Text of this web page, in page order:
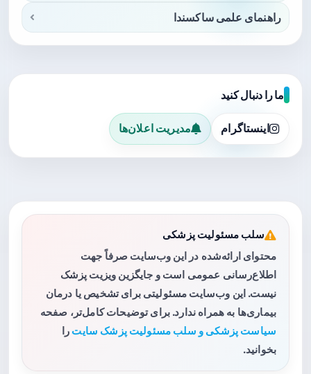
راهنمای علمی ساکسندا
ما را دنبال کنید
اینستاگرام مدیریت اعلان‌ها
سلب مسئولیت پزشکی
محتوای ارائه‌شده در این وب‌سایت صرفاً جهت
اطلاع‌رسانی عمومی است و جایگزین ویزیت پزشک
نیست. این وب‌سایت مسئولیتی برای تشخیص یا درمان
بیماری‌ها به همراه ندارد. برای توضیحات کامل‌تر، صفحه
سیاست پزشکی و سلب مسئولیت پزشک سایت را
بخوانید.